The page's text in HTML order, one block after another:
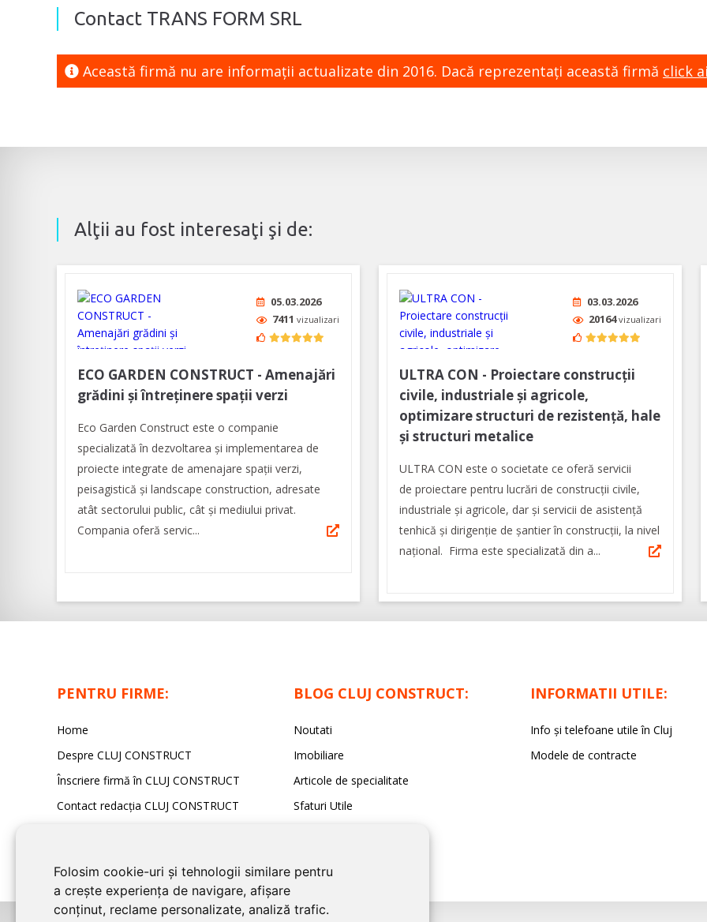
Folosim cookie-uri și tehnologii similare pentru
a crește experiența de navigare, afișare
conținut, reclame personalizate, analiză trafic.
Contact TRANS FORM SRL
Această firmă nu are informaţii actualizate din 2016. Dacă reprezentaţi această firmă click
Alţii au fost interesaţi şi de:
05.03.2026
7411 vizualizari
ECO GARDEN CONSTRUCT - Amenajări
grădini și întreținere spații verzi
Eco Garden Construct este o companie
specializată în dezvoltarea și implementarea de
proiecte integrate de amenajare spații verzi,
peisagistică și landscape construction, adresate
atât sectorului public, cât și mediului privat.
Compania oferă servic...
03.03.2026
20164vizualizari
ULTRA CON - Proiectare construcții
civile, industriale și agricole,
optimizare structuri de rezistență, hale
și structuri metalice
ULTRA CON este o societate ce oferă servicii
de proiectare pentru lucrări de construcții civile,
industriale și agricole, dar şi servicii de asistenţă
tenhică şi dirigenţie de şantier în construcţii, la nivel
naţional. Firma este specializată din a...
PENTRU FIRME:
Home
Despre CLUJ CONSTRUCT
Înscriere firmă în CLUJ CONSTRUCT
Contact redacția CLUJ CONSTRUCT
BLOG CLUJ CONSTRUCT:
Noutati
Imobiliare
Articole de specialitate
Sfaturi Utile
INFORMATII UTILE:
Info și telefoane utile în Cluj
Modele de contracte